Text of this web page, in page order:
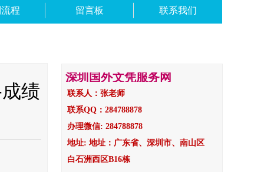
绩
深圳国外文凭服务网
联系人：张老师
联系QQ：284788878
办理微信: 284788878
地址: 地址：广东省、深圳市、南山区
白石洲西区B16栋
程 留言板 联系我们